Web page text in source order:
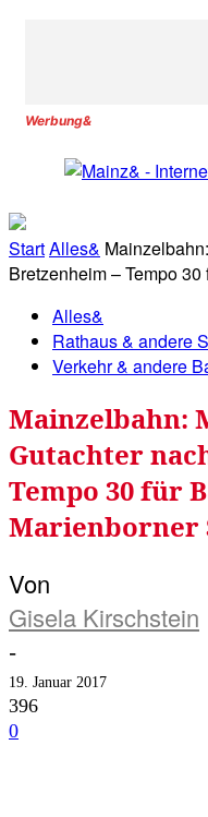
Werbung&
StartAlles&
Bretzenheim – Tempo 30
Alles&
Rathaus & andere
Verkehr & andere
Mainzelbahn:
Gutachter
Tempo 30 für
Marienborner
Von
Gisela Kirschstein
-
19. Januar 2017
396
0